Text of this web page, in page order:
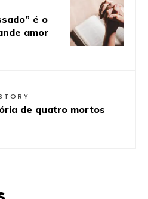
é o
amor
de quatro mortos